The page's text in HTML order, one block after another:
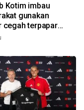
Kotim imbau
gunakan
cegah terpapar
sehat